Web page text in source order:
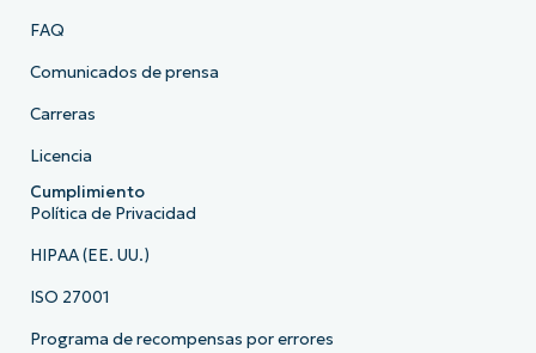
FAQ
Comunicados de prensa
Carreras
Licencia
Cumplimiento
Política de Privacidad
HIPAA (EE. UU.)
ISO 27001
Programa de recompensas por errores